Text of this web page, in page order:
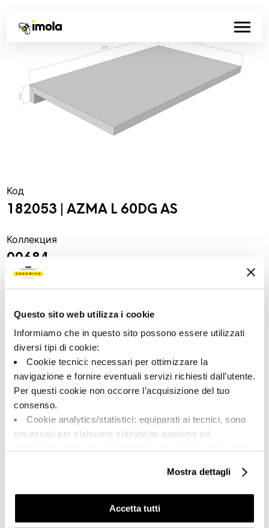
Questo sito web utilizza i cookie
Informiamo che in questo sito possono essere utilizzati
diversi tipi di cookie:
Cookie tecnici: necessari per ottimizzare la
navigazione e fornire eventuali servizi richiesti dall’utente.
Per questi cookie non occorre l’acquisizione del tuo
consenso.
Cookie analytics/statistici: equiparati ai tecnici, sono
necessari per elaborare statistiche anonime ed
Cookie di profilazione/marketing: sono utilizzati, solo
previo tuo consenso, per esaminare le tue abitudini di
navigazione e mostrarti quindi avvisi pubblicitari mirati, in
linea con le tue preferenze.
Mostra dettagli
Accetta tutti
Код
182053 | AZMA L 60DG AS
Коллекция
00684
Типология:
Формат:
Внешний вид поверхности:
Единица измерения:
PZ